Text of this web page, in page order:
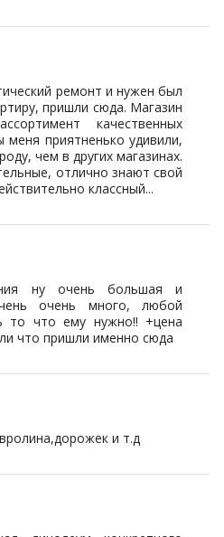
ремонт и нужен был
пришли сюда. Магазин
качественных
приятненько удивили,
чем в других магазинах.
отлично знают свой
классный...
ну очень большая и
очень много, любой
то что ему нужно!! +цена
что пришли именно сюда
и т.д